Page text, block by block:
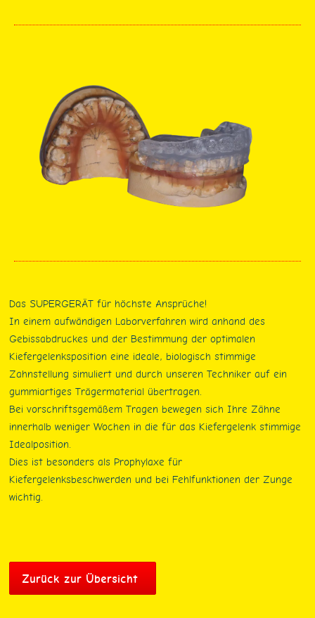
Das SUPERGERÄT für höchste Ansprüche!
In einem aufwändigen Laborverfahren wird anhand des
Gebissabdruckes und der Bestimmung der optimalen
Kiefergelenksposition eine ideale, biologisch stimmige
Zahnstellung simuliert und durch unseren Techniker auf ein
gummiartiges Trägermaterial übertragen.
Bei vorschriftsgemäßem Tragen bewegen sich Ihre Zähne
innerhalb weniger Wochen in die für das Kiefergelenk stimmige
Idealposition.
Dies ist besonders als Prophylaxe für
Kiefergelenksbeschwerden und bei Fehlfunktionen der Zunge
wichtig.
Zurück zur Übersicht